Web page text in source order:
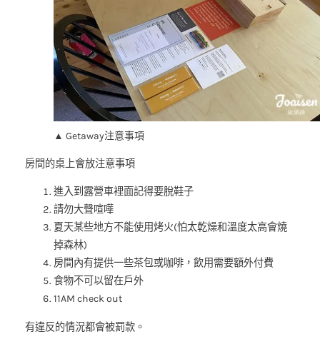
▲ Getaway注意事項
房間的桌上會放注意事項
進入到露營車裡面記得要脫鞋子
請勿大聲喧嘩
夏天某些地方不能使用烤火(怕太乾燥和溫度太高會燒
掉森林)
房間內有提供一些茶包或咖啡，飲用需要額外付費
食物不可以留在戶外
11AM check out
有違反的情況都會被罰款。